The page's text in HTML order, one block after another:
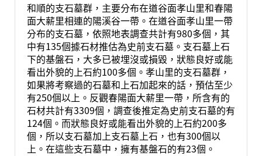
和順的支石墓群，主要分布在道谷面孝山里和春陽
面大薪里相連的陽溪谷一帶。在道谷面孝山里一帶
分布的支石墓，依照地表調查共計有980多個，其
中有135個據石材推估為史前支石墓。支石墓上石
下的基盤石，大多已被埋沒或損毀，狀態良好或能
看出外貌的上石約100多個。孝山里的支石墓群，
如果將考察過的石墓和上石加起來的話，預估至少
有250個以上。反觀春陽面大薪里一帶，所含有的
石材共計有3309個，調查後推定為史前支石墓的有
124個。而狀態良好或能看出外貌的上石約200多
個，所以支石墓加上支石墓上石，也有300個以
上。在這些支石墓中，擁有基盤石的有23個。